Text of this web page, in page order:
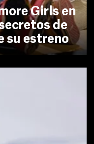
Girls en
de
su estreno